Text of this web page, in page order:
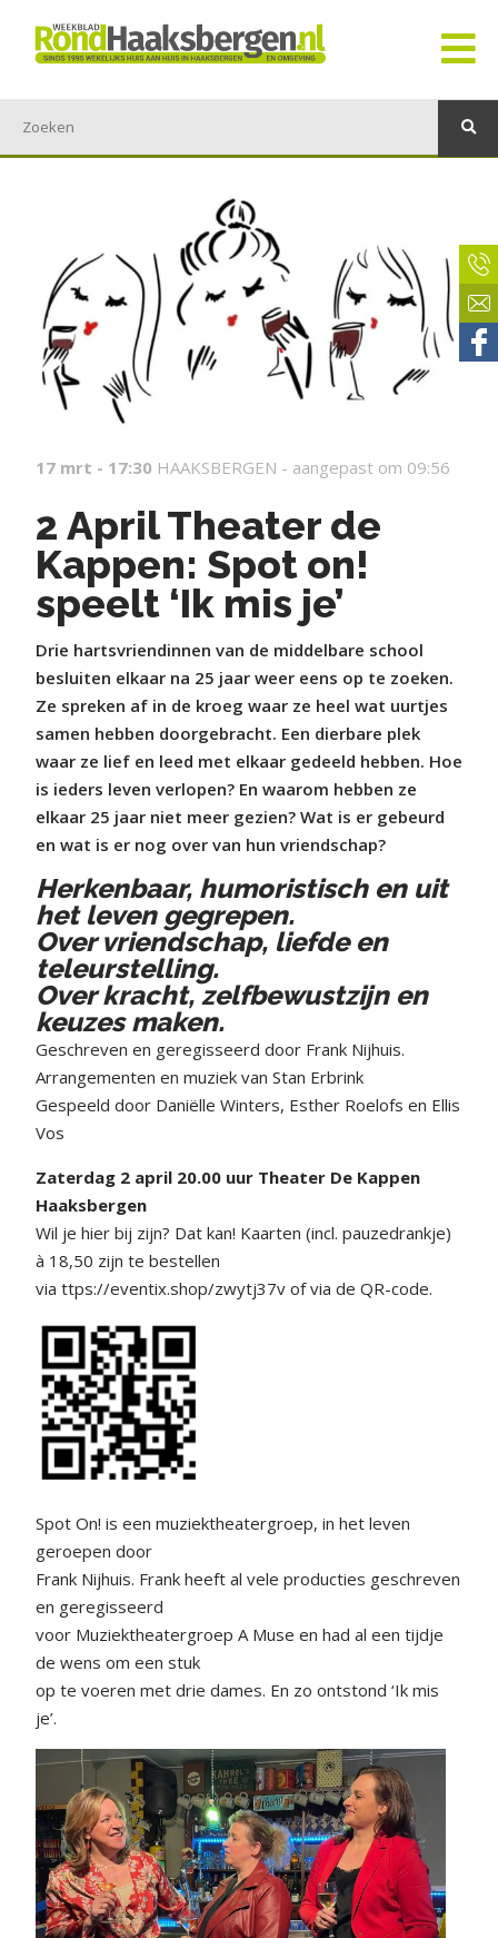
17 mrt - 17:30 HAAKSBERGEN - aangepast om 09:56
2 April Theater de
Kappen: Spot on!
speelt ‘Ik mis je’
Drie hartsvriendinnen van de middelbare school
besluiten elkaar na 25 jaar weer eens op te zoeken.
Ze spreken af in de kroeg waar ze heel wat uurtjes
samen hebben doorgebracht. Een dierbare plek
waar ze lief en leed met elkaar gedeeld hebben. Hoe
is ieders leven verlopen? En waarom hebben ze
elkaar 25 jaar niet meer gezien? Wat is er gebeurd
en wat is er nog over van hun vriendschap?
Herkenbaar, humoristisch en uit
het leven gegrepen.
Over vriendschap, liefde en
teleurstelling.
Over kracht, zelfbewustzijn en
keuzes maken.
Geschreven en geregisseerd door Frank Nijhuis.
Arrangementen en muziek van Stan Erbrink
Gespeeld door Daniëlle Winters, Esther Roelofs en Ellis
Vos
Zaterdag 2 april 20.00 uur Theater De Kappen
Haaksbergen
Wil je hier bij zijn? Dat kan! Kaarten (incl. pauzedrankje)
à 18,50 zijn te bestellen
via ttps://eventix.shop/zwytj37v of via de QR-code.
Spot On! is een muziektheatergroep, in het leven
geroepen door
Frank Nijhuis. Frank heeft al vele producties geschreven
en geregisseerd
voor Muziektheatergroep A Muse en had al een tijdje
de wens om een stuk
op te voeren met drie dames. En zo ontstond ‘Ik mis
je’.